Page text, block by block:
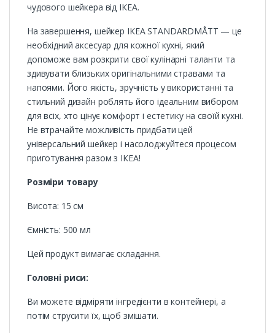
чудового шейкера від ІКЕА.
На завершення, шейкер ІКЕА STANDARDMÅTT — це
необхідний аксесуар для кожної кухні, який
допоможе вам розкрити свої кулінарні таланти та
здивувати близьких оригінальними стравами та
напоями. Його якість, зручність у використанні та
стильний дизайн роблять його ідеальним вибором
для всіх, хто цінує комфорт і естетику на своїй кухні.
Не втрачайте можливість придбати цей
універсальний шейкер і насолоджуйтеся процесом
приготування разом з ІКЕА!
Розміри товару
Висота: 15 см
Ємність: 500 мл
Цей продукт вимагає складання.
Головні риси:
Ви можете відміряти інгредієнти в контейнері, а
потім струсити їх, щоб змішати.